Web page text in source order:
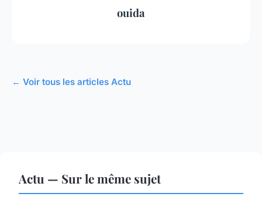
ouida
← Voir tous les articles Actu
Actu — Sur le même sujet